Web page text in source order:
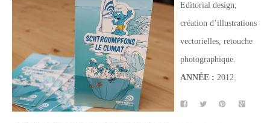
Editorial design,
création d’illustrations
vectorielles, retouche
photographique.
ANNÉE : 2012.